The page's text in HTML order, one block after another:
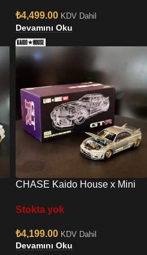
₺4,499.00 KDV Dahil
Devamını Oku
CHASE Kaido House x Mini
Kaido Works
Stokta yok
₺4,199.00 KDV Dahil
Devamını Oku